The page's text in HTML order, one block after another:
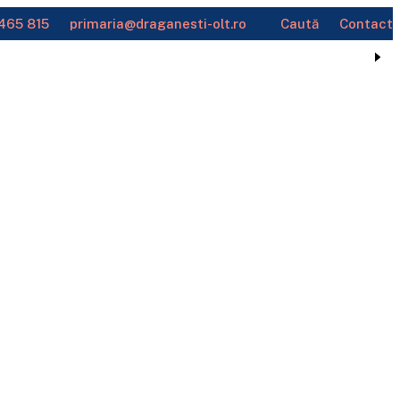
815 primaria@draganesti-olt.ro Caută Contact